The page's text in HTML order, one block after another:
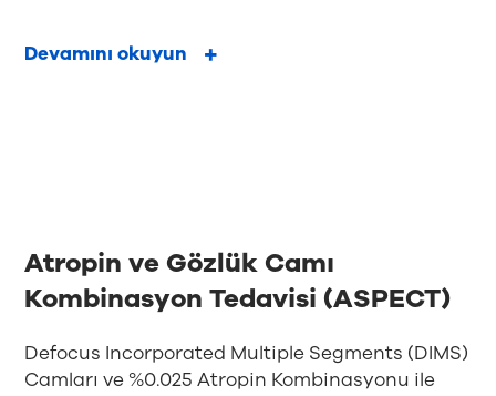
Devamını okuyun
Atropin ve Gözlük Camı
Kombinasyon Tedavisi (ASPECT)
Defocus Incorporated Multiple Segments (DIMS)
Camları ve %0.025 Atropin Kombinasyonu ile